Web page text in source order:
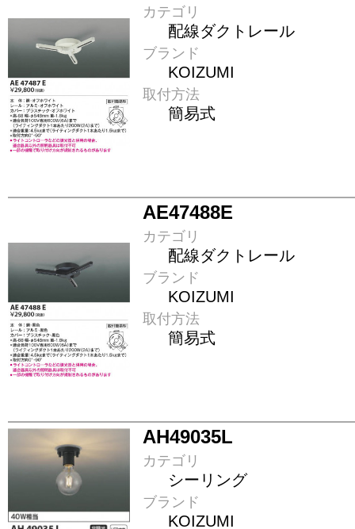
カテゴリ
配線ダクトレール
ブランド
KOIZUMI
取付方法
簡易式
AE47488E
カテゴリ
配線ダクトレール
ブランド
KOIZUMI
取付方法
簡易式
AH49035L
カテゴリ
シーリング
ブランド
KOIZUMI